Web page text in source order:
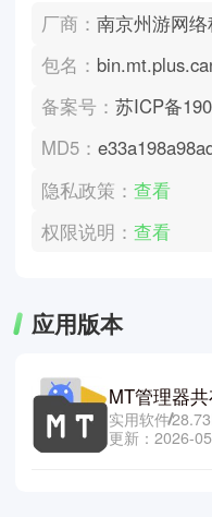
厂商：南京州游网
包名：
备案号：苏ICP备
MD5：
隐私政策：查看
权限说明：查看
应用版本
MT管理器
实用软件
更新：2026-